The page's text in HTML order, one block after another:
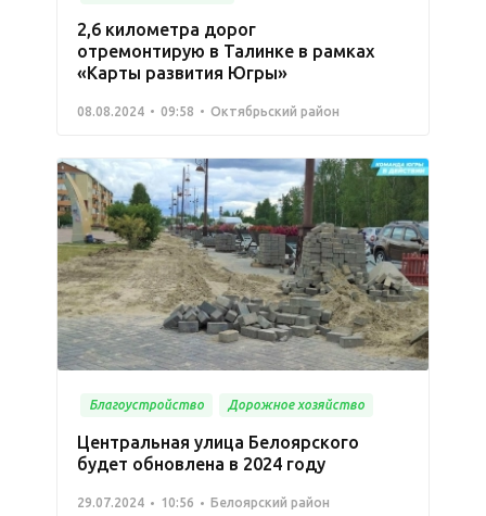
2,6 километра дорог
отремонтирую в Талинке в рамках
«Карты развития Югры»
08.08.2024 09:58 Октябрьский район
Благоустройство Дорожное хозяйство
Центральная улица Белоярского
будет обновлена в 2024 году
29.07.2024 10:56 Белоярский район